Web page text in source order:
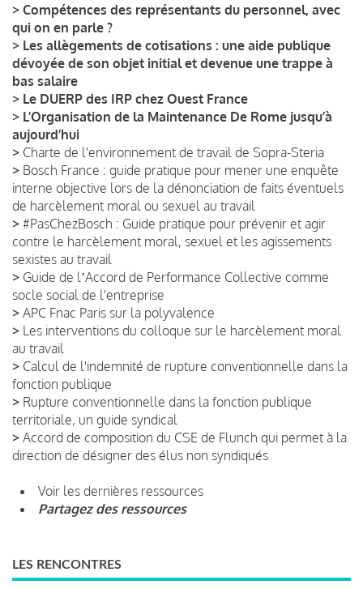
> Compétences des représentants du personnel, avec
qui on en parle ?
> Les allègements de cotisations : une aide publique
dévoyée de son objet initial et devenue une trappe à
bas salaire
> Le DUERP des IRP chez Ouest France
> L’Organisation de la Maintenance De Rome jusqu’à
aujourd’hui
> Charte de l'environnement de travail de Sopra-Steria
> Bosch France : guide pratique pour mener une enquête
interne objective lors de la dénonciation de faits éventuels
de harcèlement moral ou sexuel au travail
> #PasChezBosch : Guide pratique pour prévenir et agir
contre le harcèlement moral, sexuel et les agissements
sexistes au travail
> Guide de lʼAccord de Performance Collective comme
socle social de l'entreprise
> APC Fnac Paris sur la polyvalence
> Les interventions du colloque sur le harcèlement moral
au travail
> Calcul de l'indemnité de rupture conventionnelle dans la
fonction publique
> Rupture conventionnelle dans la fonction publique
territoriale, un guide syndical
> Accord de composition du CSE de Flunch qui permet à la
direction de désigner des élus non syndiqués
Voir les dernières ressources
Partagez des ressources
LES RENCONTRES